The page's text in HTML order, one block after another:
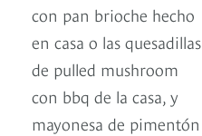
con pan brioche hecho
en casa o las quesadillas
de pulled mushroom
con bbq de la casa, y
mayonesa de pimentón